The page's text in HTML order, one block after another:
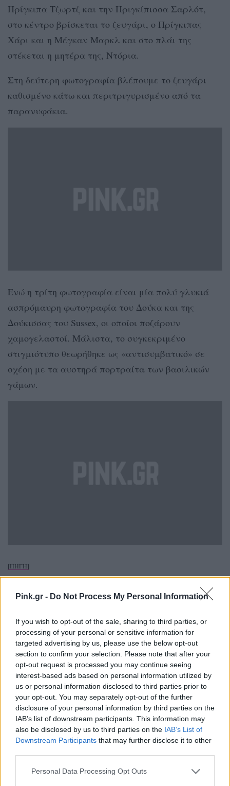
Pink.gr - Do Not Process My Personal Information
If you wish to opt-out of the sale, sharing to third parties, or
processing of your personal or sensitive information for
targeted advertising by us, please use the below opt-out
section to confirm your selection. Please note that after your
opt-out request is processed you may continue seeing
interest-based ads based on personal information utilized by
us or personal information disclosed to third parties prior to
your opt-out. You may separately opt-out of the further
disclosure of your personal information by third parties on the
IAB’s list of downstream participants. This information may
also be disclosed by us to third parties on the IAB’s List of
Downstream Participants that may further disclose it to other
Personal Data Processing Opt Outs
Πρίγκιπα Τζωρτζ και την Πριγκίπισσα Σαρλότ,
στο κέντρο βρίσκεται το ζευγάρι, ο Πρίγκιπας
Χάρι και η Μέγκαν Μαρκλ και στο πλάι της
στέκεται η μητέρα της, Ντόρια.
Στη δεύτερη φωτογραφία βλέπουμε το ζευγάρι
καθισμένο κάτω και περιτριγυρισμένο από τα
παρανυφάκια.
Ενώ η τρίτη φωτογραφία είναι μία πολύ γλυκιά
ασπρόμαυρη φωτογραφία του Δούκα και της
Δούκισσας του Sussex, οι οποίοι ποζάρουν
χαμογελαστοί. Μάλιστα, το συγκεκριμένο
στιγμιότυπο θεωρήθηκε ως «αντισυμβατικό» σε
σχέση με τα αυστηρά πορτραίτα των βασιλικών
γάμων.
[ΠΗΓΗ]
ΔΙΑΦΗΜΙΣΗ